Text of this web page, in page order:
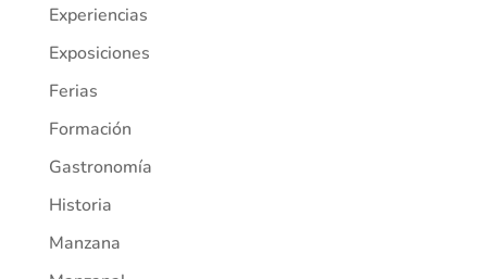
Experiencias
Exposiciones
Ferias
Formación
Gastronomía
Historia
Manzana